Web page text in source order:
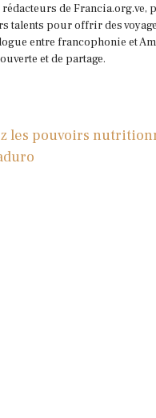
rédacteurs de
talents pour offrir des
entre francophonie et
et de partage.
les pouvoirs